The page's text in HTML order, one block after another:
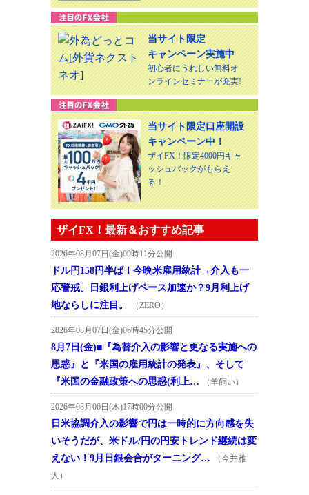
当サイト限定
キャンペーン実施中
初心者にうれしい無料オ
ンラインセミナーが充実!
当サイト限定口座開設
キャンペーン中！
ザイFX！限定4000円キャ
ッシュバックがもらえ
る！
ザイFX！最新＆おすすめ記事
2026年08月07日(金)09時11分公開
ドル円158円半ば！今晩米雇用統計→介入も一
応警戒。日銀利上げペース加速か？9月利上げ
地ならしに注目。
（ZERO）
2026年08月07日(金)06時45分公開
8月7日(金)■『為替介入の影響と更なる実施への
思惑』と『米国の雇用統計の発表』、そして
『米国の金融政策への思惑(利上…
（羊飼い）
2026年08月06日(木)17時00分公開
日米協調介入の影響で円は一時的に方向感を失
いそうだが、米ドル/円の円安トレンド継続は変
えない！9月日銀会合がターニング…
（今井雅
人）